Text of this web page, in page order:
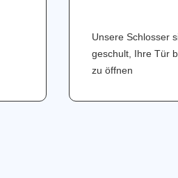
Unsere Schlosser
geschult, Ihre Tür
zu öffnen